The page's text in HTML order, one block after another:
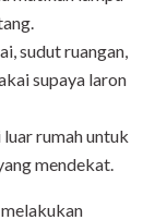
sudut ruangan,
supaya laron
rumah untuk
mendekat.